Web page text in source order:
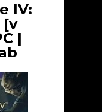
IV:
[v
|